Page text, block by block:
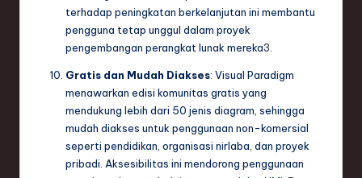
terhadap peningkatan berkelanjutan ini membantu
pengguna tetap unggul dalam proyek
pengembangan perangkat lunak mereka3
Gratis dan Mudah Diakses: Visual Paradigm
menawarkan edisi komunitas gratis yang
mendukung lebih dari 50 jenis diagram, sehingga
mudah diakses untuk penggunaan non-komersial
seperti pendidikan, organisasi nirlaba, dan proyek
pribadi. Aksesibilitas ini mendorong penggunaan